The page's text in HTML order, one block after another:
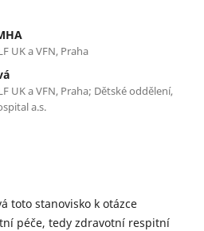
UK a VFN, Praha
UK a VFN, Praha; Dětské oddělení,
a.s.
toto stanovisko k otázce
péče, tedy zdravotní respitní